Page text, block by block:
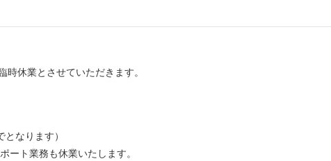
休業とさせていただきます。
なります）
ート業務も休業いたします。